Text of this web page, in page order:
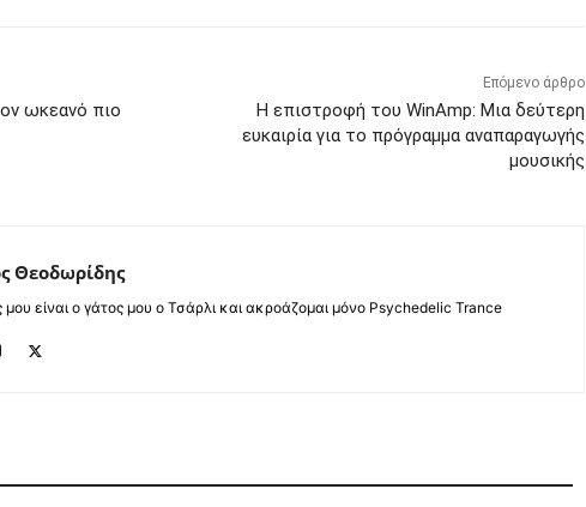
ωκεανό πιο
Επόμενο άρθρο
Η επιστροφή του WinAmp: Μια δεύτερη
ευκαιρία για το πρόγραμμα αναπαραγωγής
μουσικής
Θεοδωρίδης
είναι ο γάτος μου ο Τσάρλι και ακροάζομαι μόνο Psychedelic Trance